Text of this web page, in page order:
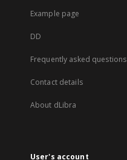
Example page
DD
Frequently asked questions
Contact details
About dLibra
User's account